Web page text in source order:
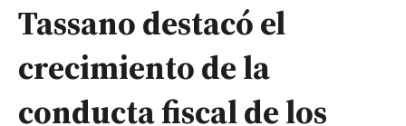
Tassano destacó el
crecimiento de la
conducta fiscal de los